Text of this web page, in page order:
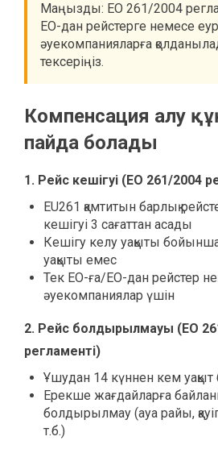
Маңызды: ЕО 261/2004
ЕО-дан рейстерге немесе
әуекомпанияларға
тексеріңіз.
Компенсация алу
пайда болады
1. Рейс кешігуі (ЕО 261/2004
EU261 қамтитын барлық
кешігуі 3 сағаттан асады
Кешігу келу уақыты
уақыты емес
Тек ЕО-ға/ЕО-дан рейстер
әуекомпаниялар үшін
2. Рейс болдырылмауы (ЕО
регламенті)
Ұшудан 14 күннен кем уақыт
Ерекше жағдайларға
болдырылмау (ауа райы,
т.б.)